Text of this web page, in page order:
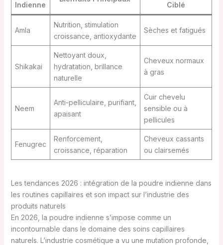
Indienne Ciblé
Amla
Nutrition, stimulation
croissance, antioxydante
Sèches et fatigués
Shikakai
Nettoyant doux,
hydratation, brillance
naturelle
Cheveux normaux
à gras
Neem
Anti-pelliculaire, purifiant,
apaisant
Cuir chevelu
sensible ou à
pellicules
Fenugrec
Renforcement,
croissance, réparation
Cheveux cassants
ou clairsemés
Les tendances 2026 : intégration de la poudre indienne dans
les routines capillaires et son impact sur l’industrie des
produits naturels
En 2026, la poudre indienne s’impose comme un
incontournable dans le domaine des soins capillaires
naturels. L’industrie cosmétique a vu une mutation profonde,